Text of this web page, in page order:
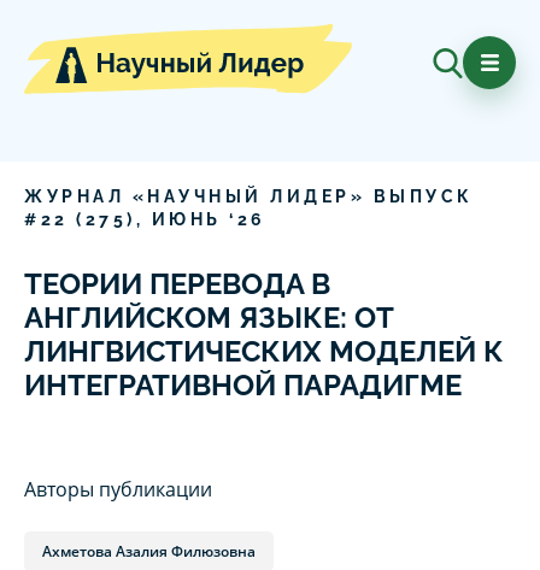
ЖУРНАЛ «НАУЧНЫЙ ЛИДЕР» ВЫПУСК
# 22 ( 275), ИЮНЬ ‘ 26
ТЕОРИИ ПЕРЕВОДА В
АНГЛИЙСКОМ ЯЗЫКЕ: ОТ
ЛИНГВИСТИЧЕСКИХ МОДЕЛЕЙ К
ИНТЕГРАТИВНОЙ ПАРАДИГМЕ
Авторы публикации
Ахметова Азалия Филюзовна